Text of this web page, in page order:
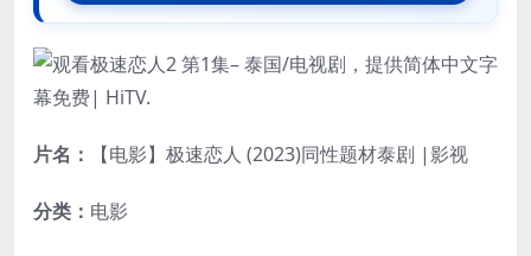
片名： 【电影】极速恋人 (2023)同性题材泰剧 |影视
分类： 电影